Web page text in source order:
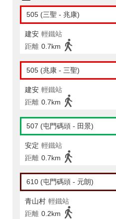
505 (三聖 - 兆康)
建安 輕鐵站
距離 0.7km
505 (兆康 - 三聖)
建安 輕鐵站
距離 0.7km
507 (屯門碼頭 - 田景)
安定 輕鐵站
距離 0.7km
610 (屯門碼頭 - 元朗)
青山村 輕鐵站
距離 0.2km